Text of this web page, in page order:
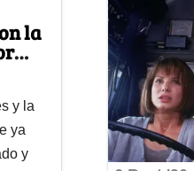
la
y la
ya
y